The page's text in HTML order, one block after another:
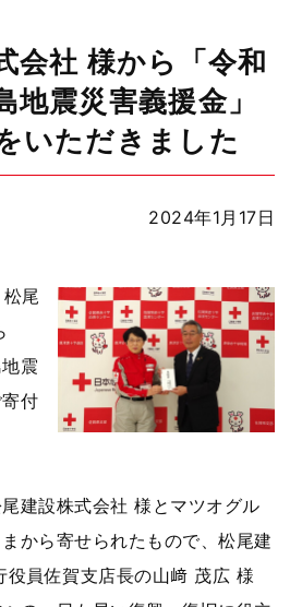
会社 様から「令和
地震災害義援金」
いただきました
2024年1月17日
尾
震
付
建設株式会社 様とマツオグル
から寄せられたもので、松尾建
役員佐賀支店長の山﨑 茂広 様